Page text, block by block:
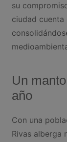
su
ciudad cuenta
Un
año​
Con una
Rivas alberga